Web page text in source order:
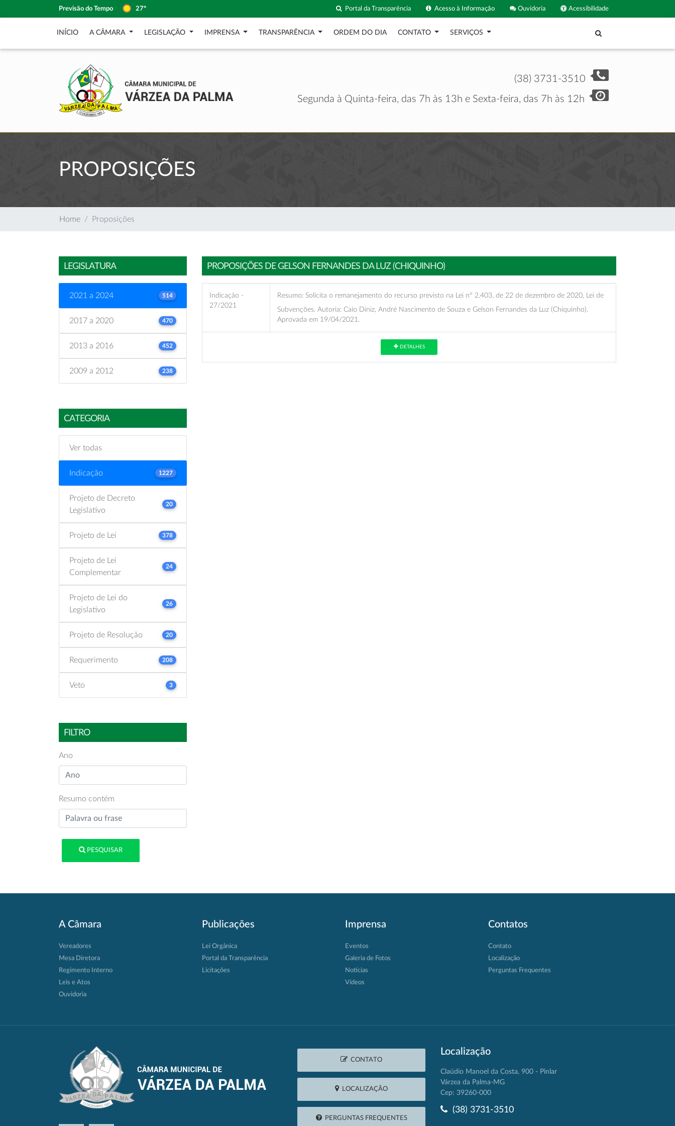
Previsão do Tempo 27º Acessibilidade
Ouvidoria
Acesso à Informação
Portal da Transparência
INÍCIO A CÂMARA LEGISLAÇÃO IMPRENSA TRANSPARÊNCIA ORDEM DO DIA CONTATO SERVIÇOS
(38) 3731-3510
Segunda à Quinta-feira, das 7h às 13h e Sexta-feira, das 7h às 12h
PROPOSIÇÕES
Home Proposições
LEGISLATURA
2021 a 2024 514
2017 a 2020 470
2013 a 2016 452
2009 a 2012 238
CATEGORIA
Ver todas
Indicação 1227
Projeto de Decreto
Legislativo
20
Projeto de Lei 378
Projeto de Lei
Complementar
24
Projeto de Lei do
Legislativo
26
Projeto de Resolução 20
Requerimento 208
Veto 3
FILTRO
Ano
Resumo contém
PESQUISAR
PROPOSIÇÕES DE GELSON FERNANDES DA LUZ (CHIQUINHO)
Indicação -
27/2021
Resumo: Solicita o remanejamento do recurso previsto na Lei nº 2.403, de 22 de dezembro de 2020, Lei de
Subvenções. Autoria: Caio Diniz, André Nascimento de Souza e Gelson Fernandes da Luz (Chiquinho).
Aprovada em 19/04/2021.
DETALHES
A Câmara
Vereadores
Mesa Diretora
Regimento Interno
Leis e Atos
Ouvidoria
Publicações
Lei Orgânica
Portal da Transparência
Licitações
Imprensa
Eventos
Galeria de Fotos
Notícias
Vídeos
Contatos
Contato
Localização
Perguntas Frequentes
CONTATO
LOCALIZAÇÃO
PERGUNTAS FREQUENTES
Localização
Claúdio Manoel da Costa, 900 - Pinlar
Várzea da Palma-MG
Cep: 39260-000
(38) 3731-3510